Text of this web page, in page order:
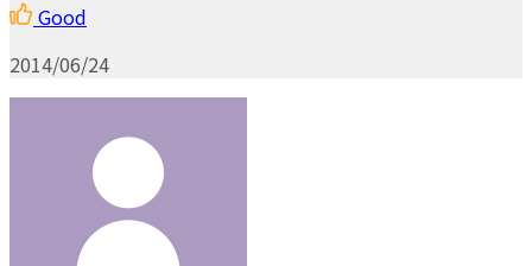
Good
2014/06/24